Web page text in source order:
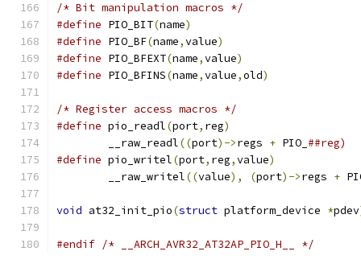
/* Bit manipulation macros */
#define PIO_BIT(name)
#define PIO_BF(name,value)
#define PIO_BFEXT(name,value)
#define PIO_BFINS(name,value,old)
/* Register access macros */
#define pio_readl(port, reg)
	__raw_readl
((port)->regs + PIO_ ##reg)
#define pio_writel(port, reg,value)
	__raw_writel
((value), (port)->regs +
void at32_init_pio(struct platform_device *pdev
#endif /* __ARCH_AVR32_AT32AP_PIO_H__ */